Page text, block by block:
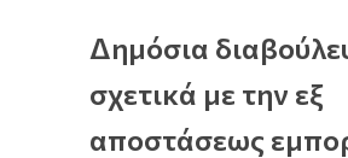
Δημόσια
σχετικά με την εξ
αποστάσεως